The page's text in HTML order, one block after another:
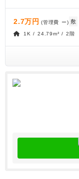
2.7万円 (管理費 ー) 敷
1K / 24.79m² / 2階